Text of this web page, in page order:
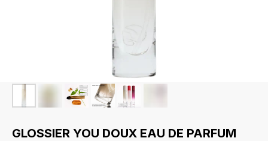
GLOSSIER YOU DOUX EAU DE PARFUM